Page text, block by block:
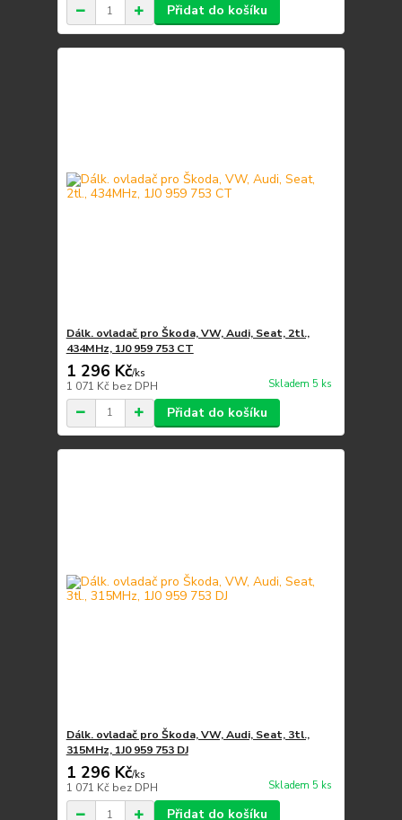
Přidat do košíku
Dálk. ovladač pro Škoda, VW, Audi, Seat, 2tl.,
434MHz, 1J0 959 753 CT
1 296 Kč/ks
1 071 Kč bez DPH Skladem 5 ks
Přidat do košíku
Dálk. ovladač pro Škoda, VW, Audi, Seat, 3tl.,
315MHz, 1J0 959 753 DJ
1 296 Kč/ks
1 071 Kč bez DPH Skladem 5 ks
Přidat do košíku